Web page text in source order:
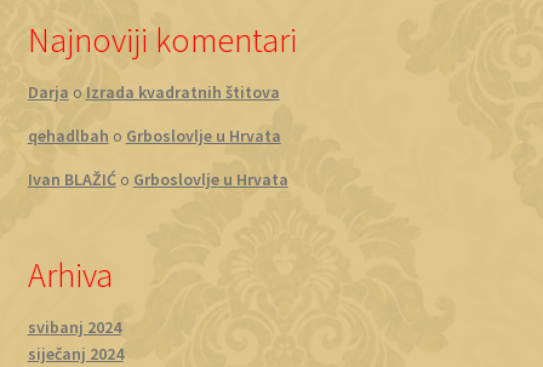
Najnoviji komentari
Darja o Izrada kvadratnih štitova
qehadlbah o Grboslovlje u Hrvata
Ivan BLAŽIĆo Grboslovlje u Hrvata
Arhiva
svibanj 2024
siječanj 2024